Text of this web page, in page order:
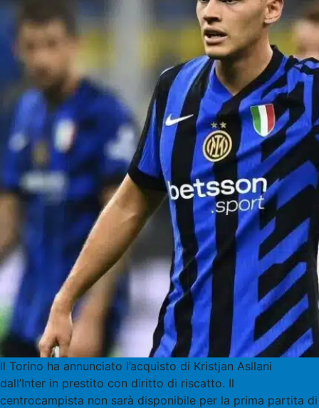
Il Torino ha annunciato l’acquisto di Kristjan Asllani
dall’Inter in prestito con diritto di riscatto. Il
centrocampista non sarà disponibile per la prima partita di